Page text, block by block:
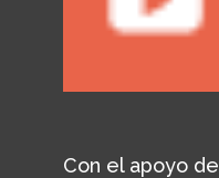
Con el apoyo de